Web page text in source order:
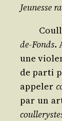
Jeu­nesse
de-Fonds.
une
de par­ti
appe­ler
par un